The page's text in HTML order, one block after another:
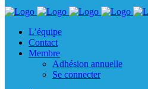
L’équipe
Contact
Membre
Adhésion annuelle
Se connecter